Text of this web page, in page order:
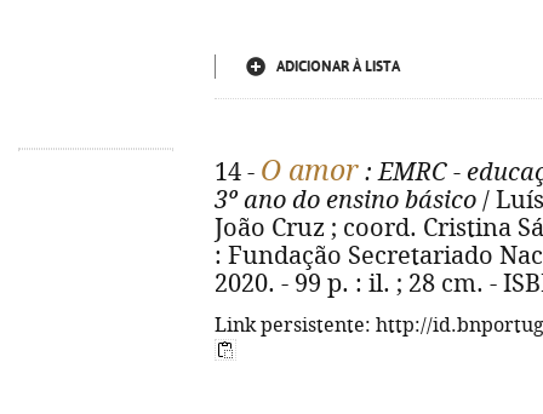
ADICIONAR À LISTA
14 - O amor : EMRC -
3º ano do ensino básico /
João Cruz ; coord. Cristina
: Fundação Secretariado
2020. - 99 p. : il. ; 28 cm. -
Link persistente: http://